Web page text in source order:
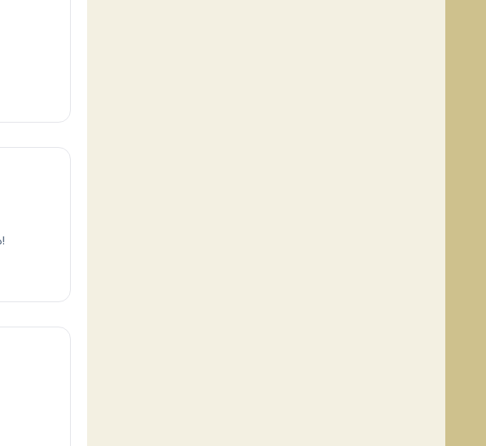
در مورد فرانکفورت هم امیدوارم بهت خوش بگذره .. دوسلدورف هم جای دیدنی داره‌ها … یه سر بزن!